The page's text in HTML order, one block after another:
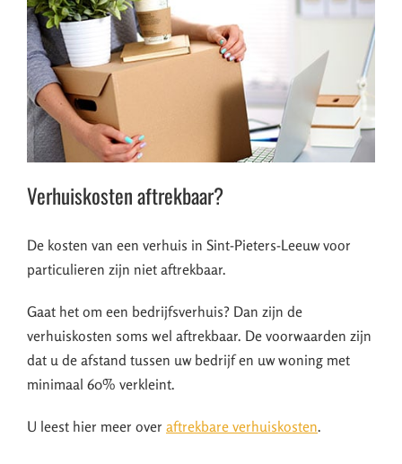
Verhuiskosten aftrekbaar?
De kosten van een verhuis in Sint-Pieters-Leeuw voor
particulieren zijn niet aftrekbaar.
Gaat het om een bedrijfsverhuis? Dan zijn de
verhuiskosten soms wel aftrekbaar. De voorwaarden zijn
dat u de afstand tussen uw bedrijf en uw woning met
minimaal 60% verkleint.
U leest hier meer over aftrekbare verhuiskosten.